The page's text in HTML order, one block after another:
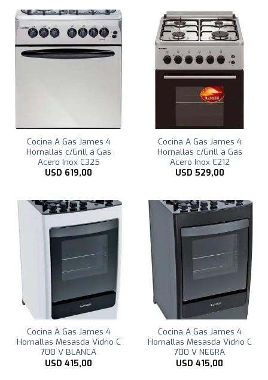
Cocina A Gas James 4
Hornallas c/Grill a Gas
Acero Inox C325
USD 619,00
Cocina A Gas James 4
Hornallas c/Grill a Gas
Acero Inox C212
USD 529,00
Cocina A Gas James 4
Hornallas Mesasda Vidrio C
700 V BLANCA
USD 415,00
Cocina A Gas James 4
Hornallas Mesasda Vidrio C
700 V NEGRA
USD 415,00